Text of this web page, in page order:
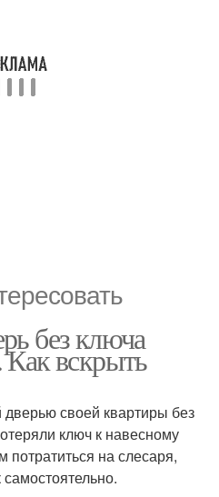
без ключа
Как вскрыть
своей квартиры без
ключ к навесному
на слесаря,